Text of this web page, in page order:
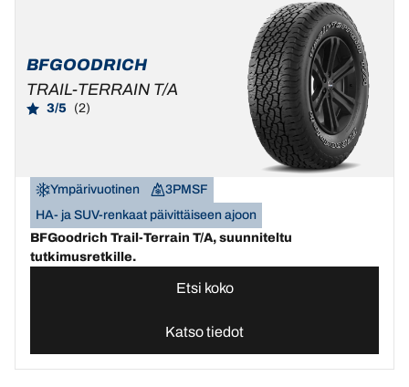
BFGOODRICH
TRAIL-TERRAIN T/A
3/5 (2)
Ympärivuotinen
3PMSF
HA- ja SUV-renkaat päivittäiseen ajoon
BFGoodrich Trail-Terrain T/A, suunniteltu
tutkimusretkille.
Etsi koko
Katso tiedot